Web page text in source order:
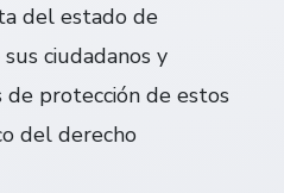
del estado de
ciudadanos y
protección de estos
del derecho